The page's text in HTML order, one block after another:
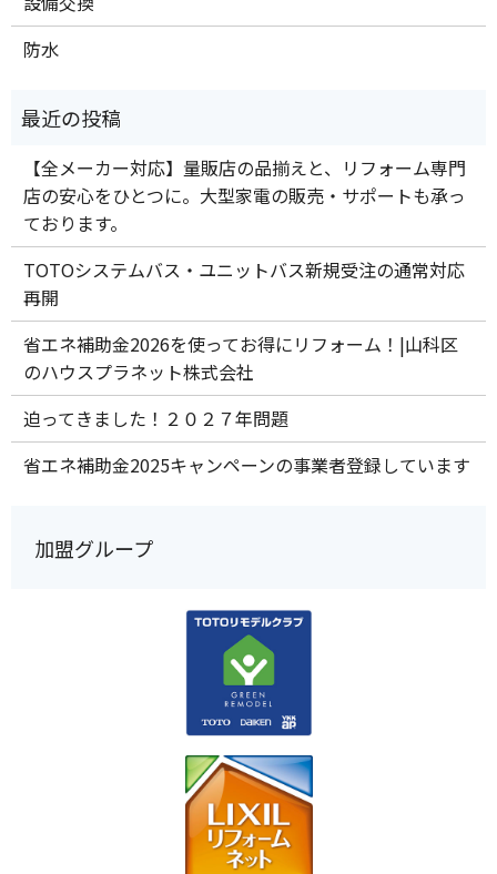
防水
【全メーカー対応】量販店の品揃えと、リフォーム専門
店の安心をひとつに。大型家電の販売・サポートも承っ
ております。
TOTOシステムバス・ユニットバス新規受注の通常対応
再開
省エネ補助金2026を使ってお得にリフォーム！|山科区
のハウスプラネット株式会社
迫ってきました！２０２７年問題
省エネ補助金2025キャンペーンの事業者登録しています
加盟グループ